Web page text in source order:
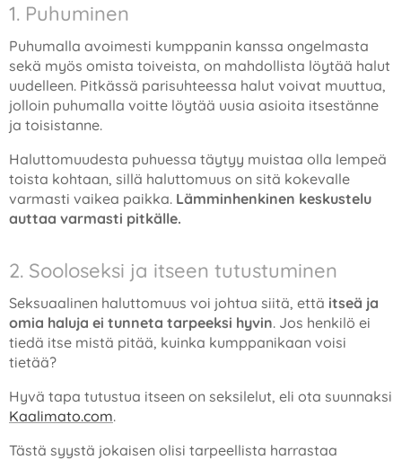
1. Puhuminen
Puhumalla avoimesti kumppanin kanssa ongelmasta
sekä myös omista toiveista, on mahdollista löytää halut
uudelleen. Pitkässä parisuhteessa halut voivat muuttua,
jolloin puhumalla voitte löytää uusia asioita itsestänne
ja toisistanne.
Haluttomuudesta puhuessa täytyy muistaa olla lempeä
toista kohtaan, sillä haluttomuus on sitä kokevalle
varmasti vaikea paikka. Lämminhenkinen keskustelu
auttaa varmasti pitkälle.
2. Sooloseksi ja itseen tutustuminen
Seksuaalinen haluttomuus voi johtua siitä, että itseä ja
omia haluja ei tunneta tarpeeksi hyvin. Jos henkilö ei
tiedä itse mistä pitää, kuinka kumppanikaan voisi
tietää?
Hyvä tapa tutustua itseen on seksilelut, eli ota suunnaksi
Kaalimato.com.
Tästä syystä jokaisen olisi tarpeellista harrastaa